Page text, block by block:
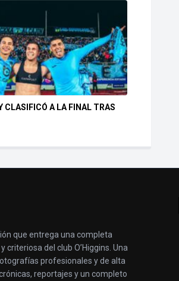
CLASIFICÓ A LA FINAL TRAS
que entrega una completa
criteriosa del club O’Higgins. Una
profesionales y de alta
reportajes y un completo